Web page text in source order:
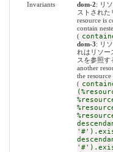
Invariants
dom-2: リ
ストされた
resource is
contain
(
dom-3: リ
れはリソー
スを参照す
another
the
(